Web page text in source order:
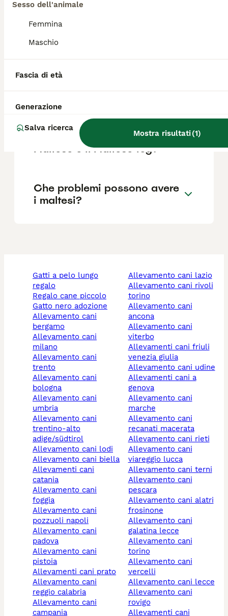
Sesso dell'animale
Femmina
Maschio
Fascia di età
Generazione
Salva ricerca
Mostra risultati(1)
la posizione.
Quanto è impegnativo un
Che differenza c'è tra il
Maltese e il Maltese toy?
Che problemi possono avere
i maltesi?
gatti a pelo lungo
regalo
regalo cane piccolo
gatto nero adozione
allevamento cani
bergamo
allevamento cani
milano
allevamento cani
trento
allevamento cani
bologna
allevamento cani
umbria
allevamento cani
trentino-alto
adige/südtirol
allevamento cani lodi
allevamento cani biella
allevamenti cani
catania
allevamento cani
foggia
allevamento cani
pozzuoli napoli
allevamento cani
padova
allevamento cani
pistoia
allevamenti cani prato
allevamento cani
reggio calabria
allevamento cani
campania
allevamento cani lazio
allevamento cani rivoli
torino
allevamento cani
ancona
allevamento cani
viterbo
allevamenti cani friuli
venezia giulia
allevamento cani udine
allevamenti cani a
genova
allevamento cani
marche
allevamento cani
recanati macerata
allevamento cani rieti
allevamento cani
viareggio lucca
allevamento cani terni
allevamento cani
pescara
allevamento cani alatri
frosinone
allevamento cani
galatina lecce
allevamento cani
torino
allevamento cani
vercelli
allevamento cani lecce
allevamento cani
rovigo
allevamenti cani